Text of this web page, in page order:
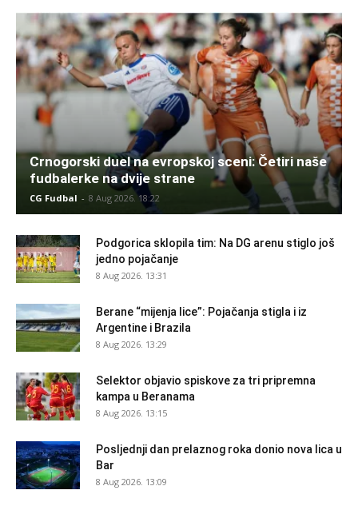
Crnogorski duel na evropskoj sceni: Četiri naše
fudbalerke na dvije strane
CG Fudbal - 8 Aug 2026. 18:22
Podgorica sklopila tim: Na DG arenu stiglo još
jedno pojačanje
8 Aug 2026. 13:31
Berane “mijenja lice”: Pojačanja stigla i iz
Argentine i Brazila
8 Aug 2026. 13:29
Selektor objavio spiskove za tri pripremna
kampa u Beranama
8 Aug 2026. 13:15
Posljednji dan prelaznog roka donio nova lica u
Bar
8 Aug 2026. 13:09